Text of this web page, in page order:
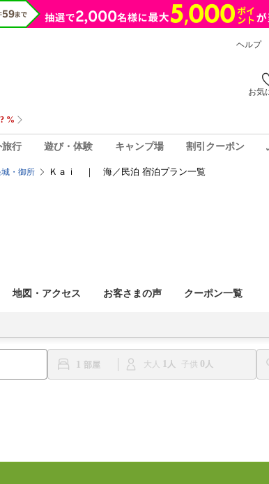
ヘルプ
お気
旅行 遊び・体験 キャンプ場 割引クーポン
・御所 Ｋａｉ ｜ 海／民泊 宿泊プラン一覧
地図・アクセス お客さまの声 クーポン一覧
1 大人 1 子供 0